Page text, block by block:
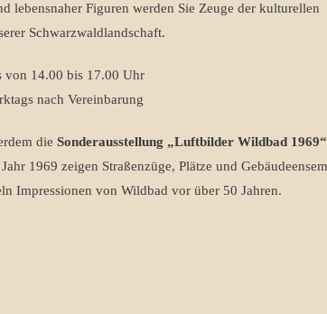
lebensnaher Figuren werden Sie Zeuge der kulturellen
Schwarzwaldlandschaft.
von 14.00 bis 17.00 Uhr
nach Vereinbarung
die Sonderausstellung „Luftbilder Wildbad 1969“
1969 zeigen Straßenzüge, Plätze und
Impressionen von Wildbad vor über 50 Jahren.